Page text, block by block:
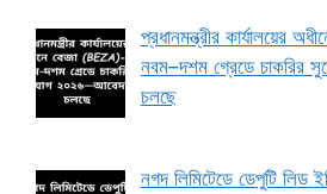
প্রধানমন্ত্রীর কার্যালয়ের
নবম–দশম গ্রেডে
চলছে
নগদ লিমিটেডে ডেপুটি লিড